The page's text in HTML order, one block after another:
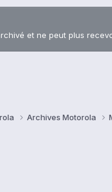
et ne peut plus
Archives Motorola